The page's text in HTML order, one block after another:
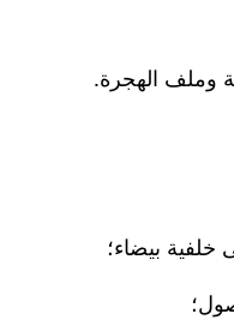
وملف الهجرة.
بيضاء؛